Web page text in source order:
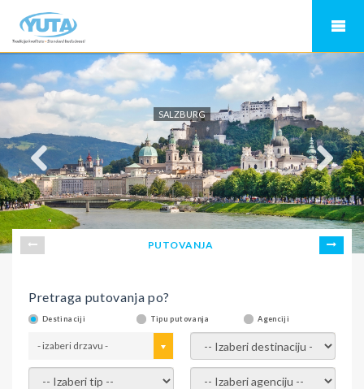
SALZBURG
PUTOVANJA
Pretraga putovanja po?
Destinaciji Tipu putovanja Agenciji
- izaberi drzavu - - izaberi destinaciju -
- izaberi tip - - izaberi agenciju -